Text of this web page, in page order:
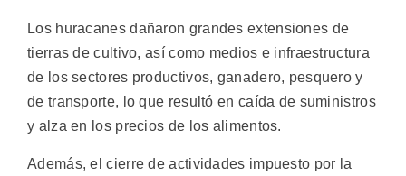
Los huracanes dañaron grandes extensiones de
tierras de cultivo, así como medios e infraestructura
de los sectores productivos, ganadero, pesquero y
de transporte, lo que resultó en caída de suministros
y alza en los precios de los alimentos.
Además, el cierre de actividades impuesto por la